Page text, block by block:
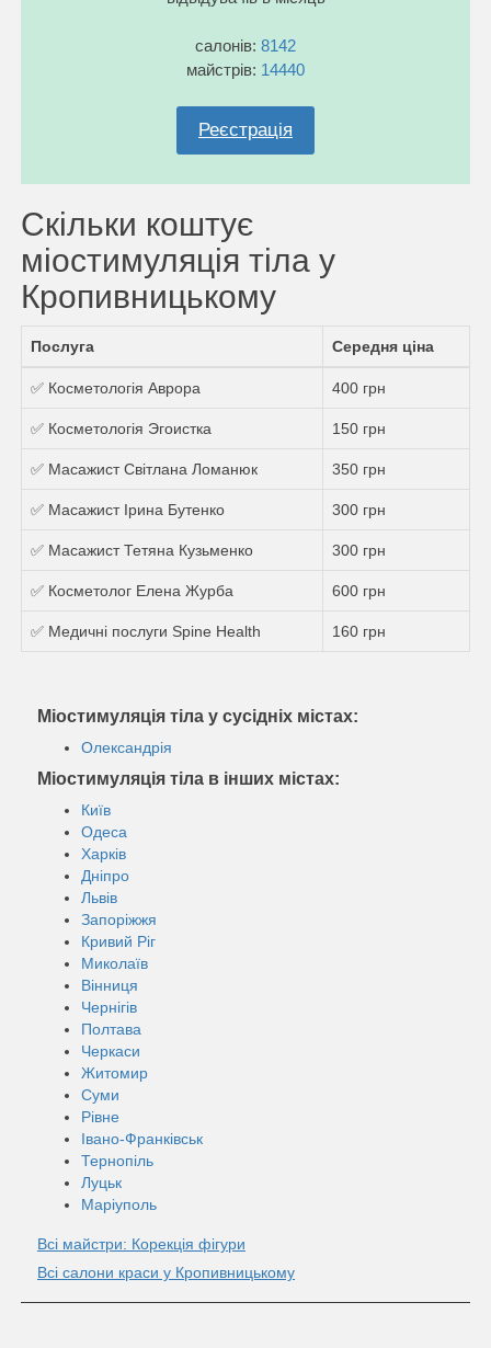
салонів: 8142
майстрів: 14440
Реєстрація
Скільки коштує
міостимуляція тіла у
Кропивницькому
Послуга Середня ціна
✅ Косметологія Аврора 400 грн
✅ Косметологія Эгоистка 150 грн
✅ Масажист Світлана Ломанюк 350 грн
✅ Масажист Ірина Бутенко 300 грн
✅ Масажист Тетяна Кузьменко 300 грн
✅ Косметолог Елена Журба 600 грн
✅ Медичні послуги Spine Health 160 грн
Міостимуляція тіла у сусідніх містах:
Олександрія
Міостимуляція тіла в інших містах:
Київ
Одеса
Харків
Дніпро
Львів
Запоріжжя
Кривий Ріг
Миколаїв
Вінниця
Чернігів
Полтава
Черкаси
Житомир
Суми
Рівне
Івано-Франківськ
Тернопіль
Луцьк
Маріуполь
Всі майстри: Корекція фігури
Всі салони краси у Кропивницькому